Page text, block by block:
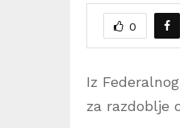
0
Iz
za razdoblje